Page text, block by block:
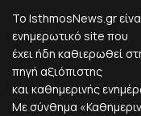
Το IsthmosNews.gr
ενημερωτικό site που
έχει ήδη καθιερωθεί
πηγή αξιόπιστης
και καθημερινής
Με σύνθημα